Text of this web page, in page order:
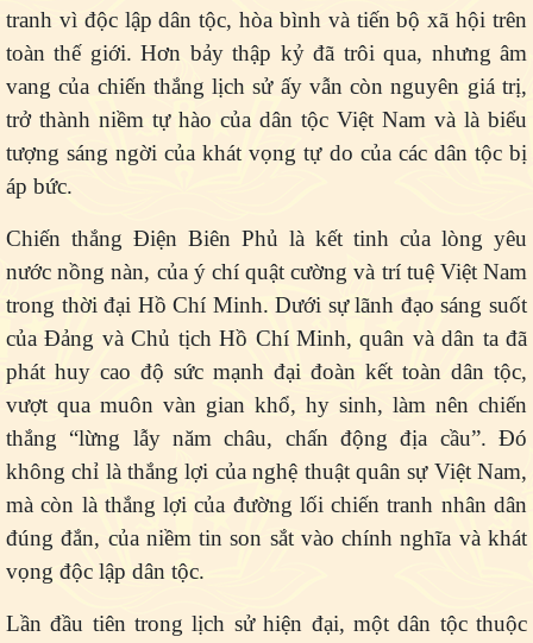
tranh vì độc lập dân tộc, hòa bình và tiến bộ xã hội trên
toàn thế giới. Hơn bảy thập kỷ đã trôi qua, nhưng âm
vang của chiến thắng lịch sử ấy vẫn còn nguyên giá trị,
trở thành niềm tự hào của dân tộc Việt Nam và là biểu
tượng sáng ngời của khát vọng tự do của các dân tộc bị
áp bức.
Chiến thắng Điện Biên Phủ là kết tinh của lòng yêu
nước nồng nàn, của ý chí quật cường và trí tuệ Việt Nam
trong thời đại Hồ Chí Minh. Dưới sự lãnh đạo sáng suốt
của Đảng và Chủ tịch Hồ Chí Minh, quân và dân ta đã
phát huy cao độ sức mạnh đại đoàn kết toàn dân tộc,
vượt qua muôn vàn gian khổ, hy sinh, làm nên chiến
thắng “lừng lẫy năm châu, chấn động địa cầu”. Đó
không chỉ là thắng lợi của nghệ thuật quân sự Việt Nam,
mà còn là thắng lợi của đường lối chiến tranh nhân dân
đúng đắn, của niềm tin son sắt vào chính nghĩa và khát
vọng độc lập dân tộc.
Lần đầu tiên trong lịch sử hiện đại, một dân tộc thuộc